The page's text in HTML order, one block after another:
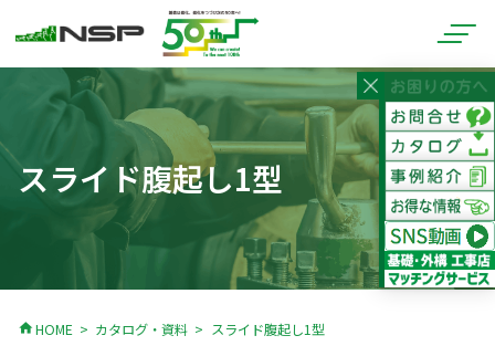
スライド腹起し1型
home HOME カタログ・資料 スライド腹起し1型